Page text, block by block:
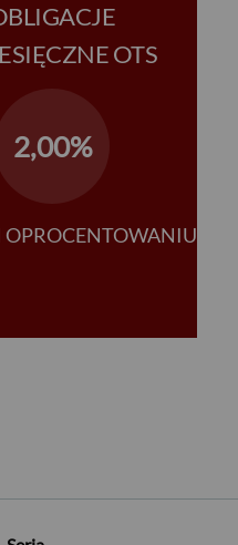
OTS
2,00%
OPROCENTOWANIU